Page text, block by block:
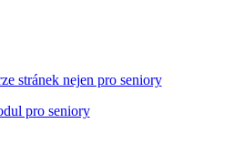
stránek nejen pro seniory